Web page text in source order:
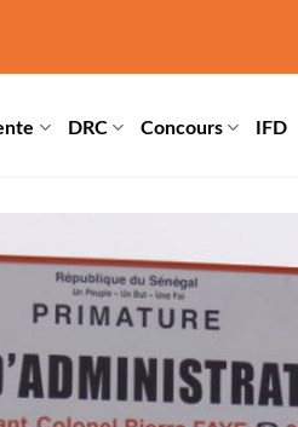
DRC Concours IFD